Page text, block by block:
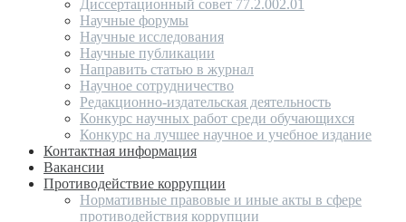
Диссертационный совет 77.2.002.01
Научные форумы
Научные исследования
Научные публикации
Направить статью в журнал
Научное сотрудничество
Редакционно-издательская деятельность
Конкурс научных работ среди обучающихся
Конкурс на лучшее научное и учебное издание
Контактная информация
Вакансии
Противодействие коррупции
Нормативные правовые и иные акты в сфере
противодействия коррупции